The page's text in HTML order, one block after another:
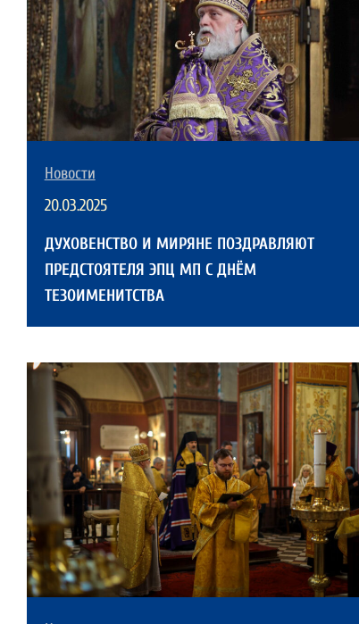
Новости
20.03.2025
ДУХОВЕНСТВО И МИРЯНЕ ПОЗДРАВЛЯЮТ
ПРЕДСТОЯТЕЛЯ ЭПЦ МП С ДНЁМ
ТЕЗОИМЕНИТСТВА